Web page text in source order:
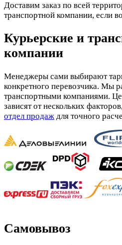
Доставим заказ по всей
транспортной компании, если
Курьерские и
компании
Менеджеры сами выбирают
конкретного перевозчика. Мы
транспортными компаниями.
зависят от нескольких
отдел продаж для точного
Самовывоз